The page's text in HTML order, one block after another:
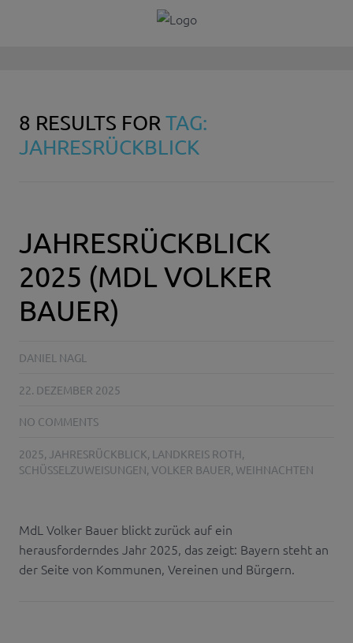
8 RESULTS FORTAG:
JAHRESRÜCKBLICK
JAHRESRÜCKBLICK
2025 (MDL VOLKER
BAUER)
DANIEL NAGL
22. DEZEMBER 2025
NO COMMENTS
2025, JAHRESRÜCKBLICK, LANDKREIS ROTH,
SCHÜSSELZUWEISUNGEN, VOLKER BAUER, WEIHNACHTEN
MdL Volker Bauer blickt zurück auf ein
herausforderndes Jahr 2025, das zeigt: Bayern steht an
der Seite von Kommunen, Vereinen und Bürgern.